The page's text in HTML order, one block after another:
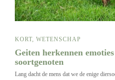
KORT WETENSCHAP
Geiten herkennen
soortgenoten
Lang dacht de mens dat we de enige